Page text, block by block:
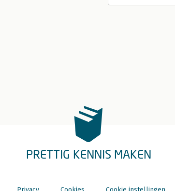
PRETTIG KENNIS MAKEN